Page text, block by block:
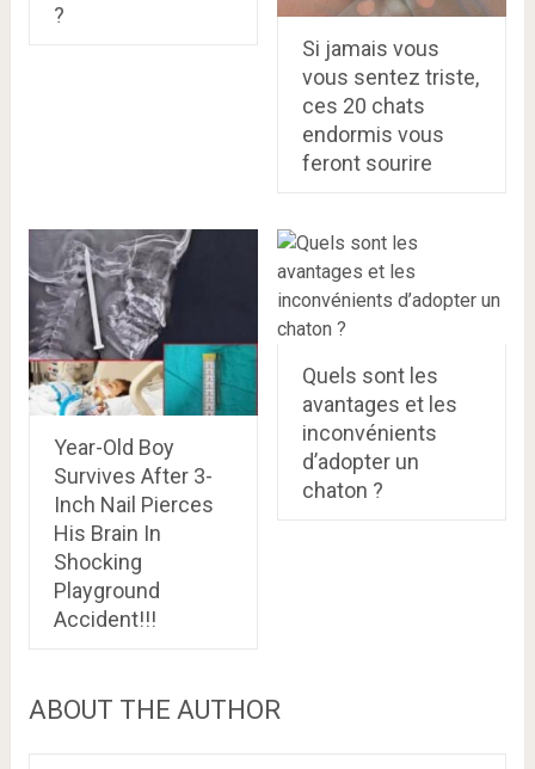
?
Si jamais vous
vous sentez triste,
ces 20 chats
endormis vous
feront sourire
Year-Old Boy
Survives After 3-
Inch Nail Pierces
His Brain In
Shocking
Playground
Accident!!!
Quels sont les
avantages et les
inconvénients
d’adopter un
chaton ?
ABOUT THE AUTHOR